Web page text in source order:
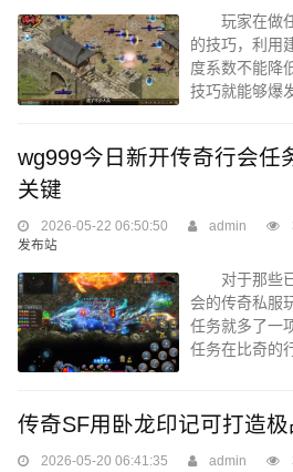
懂得合理的装
能够让自己占
玩家在做任
的技巧，利用
度系数不能降
技巧就能够爆
当我们的护甲
够让我们在平
了解在任何一
出装方式不好
成的伤害非常
要懂得如何提
wg999今日新开传奇行会任
关键
2026-05-22 06:50:50 admin
发布站
对于那些已
会的传奇私服
任务就多了一
任务在比奇的
许对于个人的
说却是重大
传奇SF用卧龙印记可打造
2026-05-20 06:41:35 admin